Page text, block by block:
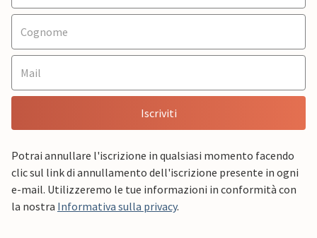
Iscriviti
Potrai annullare l'iscrizione in qualsiasi momento facendo
clic sul link di annullamento dell'iscrizione presente in ogni
e-mail. Utilizzeremo le tue informazioni in conformità con
la nostra Informativa sulla privacy.